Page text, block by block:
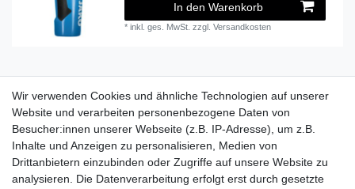
In den Warenkorb
*inkl. ges. MwSt. zzgl.Versandkosten
1 2
Lieferzeit etwa 1 bis 3 Werktage
Versand mit DHL
Wir verwenden Cookies und ähnliche Technologien auf unserer
Website und verarbeiten personenbezogene Daten von
Besucher:innen unserer Webseite (z.B. IP-Adresse), um z.B.
Inhalte und Anzeigen zu personalisieren, Medien von
Drittanbietern einzubinden oder Zugriffe auf unsere Website zu
analysieren. Die Datenverarbeitung erfolgt erst durch gesetzte